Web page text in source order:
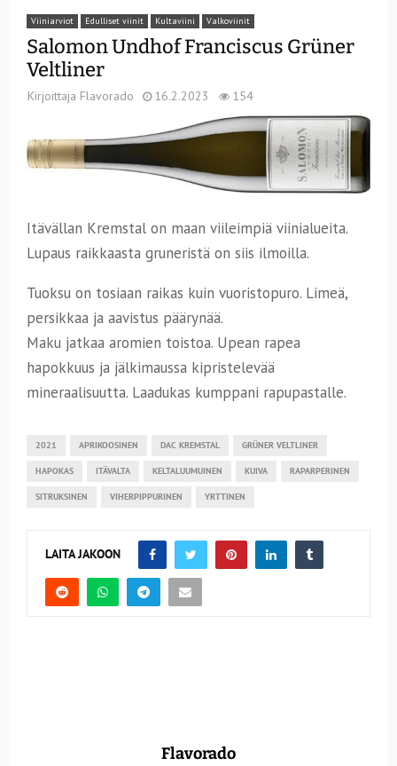
Viiniarviot Edulliset viinit Kultaviini Valkoviinit
Salomon Undhof Franciscus Grüner
Veltliner
Kirjoittaja Flavorado 16.2.2023 154
Itävällan Kremstal on maan viileimpiä viinialueita.
Lupaus raikkaasta gruneristä on siis ilmoilla.
Tuoksu on tosiaan raikas kuin vuoristopuro. Limeä,
persikkaa ja aavistus päärynää.
Maku jatkaa aromien toistoa. Upean rapea
hapokkuus ja jälkimaussa kipristelevää
mineraalisuutta. Laadukas kumppani rapupastalle.
2021 APRIKOOSINEN DAC KREMSTAL GRÜNER VELTLINER
HAPOKAS ITÄVALTA KELTALUUMUINEN KUIVA RAPARPERINEN
SITRUKSINEN VIHERPIPPURINEN YRTTINEN
LAITA JAKOON
Flavorado